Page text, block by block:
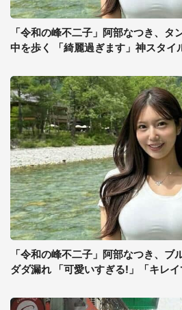
「令和の峰不二子」阿部なつき、タ
中を歩く 「綺麗過ぎます」神スタイ
「令和の峰不二子」阿部なつき、ブ
ダダ漏れ 「可愛いすぎる!」「キレイ